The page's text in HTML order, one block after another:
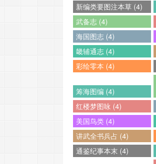
新编类要图注本草 (4)
武备志 (4)
海国图志 (4)
畿辅通志 (4)
彩绘零本 (4)
筹海图编 (4)
红楼梦图咏 (4)
美国鸟类 (4)
讲武全书兵占 (4)
通鉴纪事本末 (4)